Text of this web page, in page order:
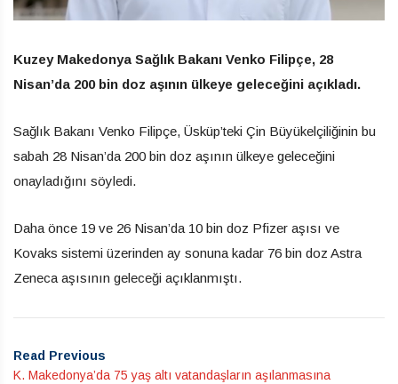
Kuzey Makedonya Sağlık Bakanı Venko Filipçe, 28
Nisan’da 200 bin doz aşının ülkeye geleceğini açıkladı.
Sağlık Bakanı Venko Filipçe, Üsküp’teki Çin Büyükelçiliğinin bu
sabah 28 Nisan’da 200 bin doz aşının ülkeye geleceğini
onayladığını söyledi.
Daha önce 19 ve 26 Nisan’da 10 bin doz Pfizer aşısı ve
Kovaks sistemi üzerinden ay sonuna kadar 76 bin doz Astra
Zeneca aşısının geleceği açıklanmıştı.
Read Previous
K. Makedonya’da 75 yaş altı vatandaşların aşılanmasına